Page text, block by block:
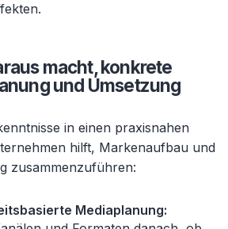
macht, konkrete
und Umsetzung
in einen praxisnahen
hilft, Markenaufbau und
zusammenzuführen:
Mediaplanung: